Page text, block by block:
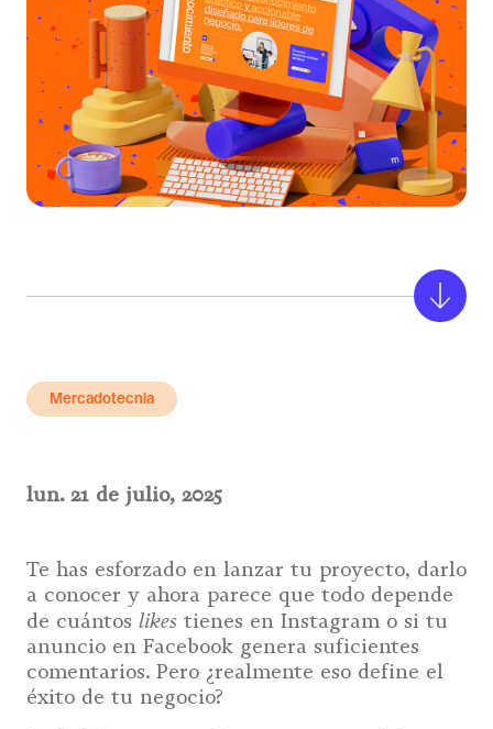
Mercadotecnia
lun. 21 de julio, 2025
Te has esforzado en lanzar tu proyecto, darlo
a conocer y ahora parece que todo depende
de cuántos likes tienes en Instagram o si tu
anuncio en Facebook genera suficientes
comentarios. Pero ¿realmente eso define el
éxito de tu negocio?